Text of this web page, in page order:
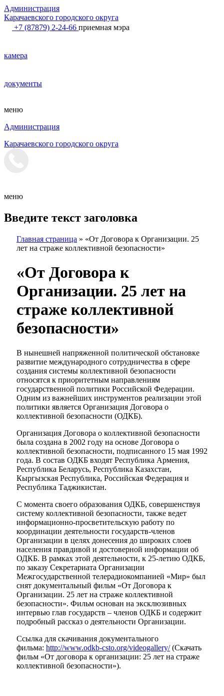
Администрация
Карачаевского городского округа
+7 (87879) 2-24-66 приемная мэра
камера
документы
меню
Администрация
Карачаевского городского округа
меню
Введите текст заголовка
Главная страница » «От Договора к Организации. 25
лет на страже коллективной безопасности»
«От Договора к
Организации. 25 лет на
страже коллективной
безопасности»
В нынешней напряженной политической обстановке
развитие международного сотрудничества в сфере
создания системы коллективной безопасности
относятся к приоритетным направлениям
государственной политики Российской Федерации.
Одним из важнейших инструментов реализации этой
политики является Организация Договора о
коллективной безопасности (ОДКБ).
Организация Договора о коллективной безопасности
была создана в 2002 году на основе Договора о
коллективной безопасности, подписанного 15 мая 1992
года. В состав ОДКБ входят Республика Армения,
Республика Беларусь, Республика Казахстан,
Кыргызская Республика, Российская Федерация и
Республика Таджикистан.
С момента своего образования ОДКБ, совершенствуя
систему коллективной безопасности, также ведет
информационно-просветительскую работу по
координации деятельности государств-членов
Организации в целях донесения до широких слоев
населения правдивой и достоверной информации об
ОДКБ. В рамках этой деятельности, к 25-летию ОДКБ,
по заказу Секретариата Организации
Межгосударственной телерадиокомпанией «Мир» был
снят документальный фильм «От Договора к
Организации. 25 лет на страже коллективной
безопасности». Фильм основан на эксклюзивных
интервью глав государств – членов ОДКБ и содержит
подробный рассказ о деятельности Организации.
Ссылка для скачивания документального
фильма: http://www.odkb-csto.org/videogallery/(Скачать
фильм «От договора к организации: 25 лет на страже
коллективной безопасности»).